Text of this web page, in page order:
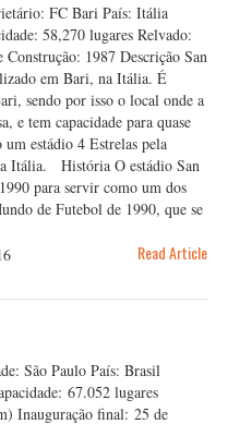
FC Bari País: Itália
58,270 lugares Relvado:
1987 Descrição San
em Bari, na Itália. É
sendo por isso o local onde a
e tem capacidade para quase
um estádio 4 Estrelas pela
Itália. História O estádio San
para servir como um dos
de Futebol de 1990, que se
Read Article
São Paulo País: Brasil
67.052 lugares
Inauguração final: 25 de